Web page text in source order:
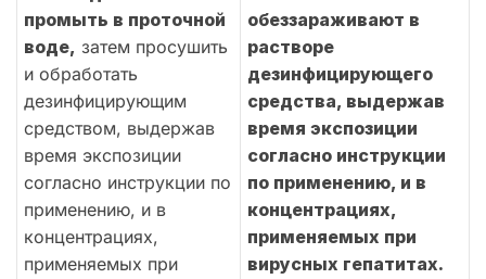
промыть в проточной
воде, затем просушить
и обработать
дезинфицирующим
средством, выдержав
время экспозиции
согласно инструкции по
применению, и в
концентрациях,
применяемых при
обеззараживают в
растворе
дезинфицирующего
средства, выдержав
время экспозиции
согласно инструкции
по применению, и в
концентрациях,
применяемых при
вирусных гепатитах.